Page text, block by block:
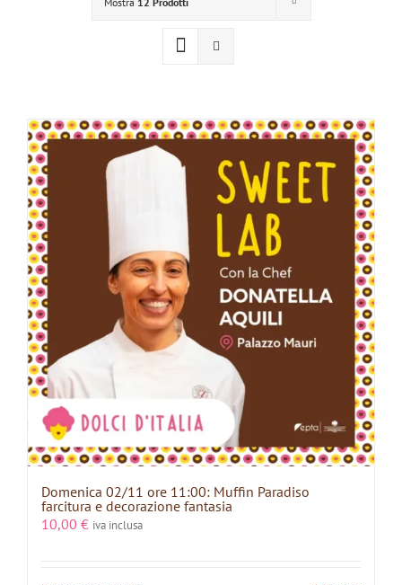
Domenica 02/11 ore 11:00: Muffin Paradiso
farcitura e decorazione fantasia
10,00 € iva inclusa